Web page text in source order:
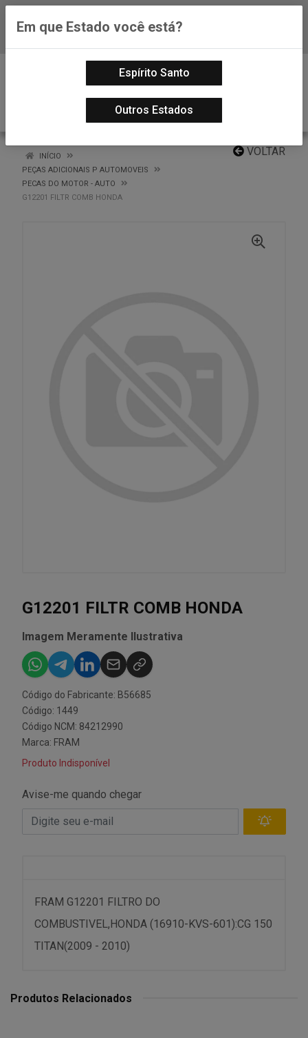
Baixe já nosso APP
VOLTAR
INÍCIO
PEÇAS ADICIONAIS P AUTOMOVEIS
PECAS DO MOTOR - AUTO
G12201 FILTR COMB HONDA
G12201 FILTR COMB HONDA
Imagem Meramente Ilustrativa
Código do Fabricante: B56685
Código: 1449
Código NCM: 84212990
Marca: FRAM
Produto Indisponível
Avise-me quando chegar
FRAM G12201 FILTRO DO
COMBUSTIVEL,HONDA (16910-KVS-601):CG 150
TITAN(2009 - 2010)
Produtos Relacionados
Em que Estado você está?
Espírito Santo
Outros Estados